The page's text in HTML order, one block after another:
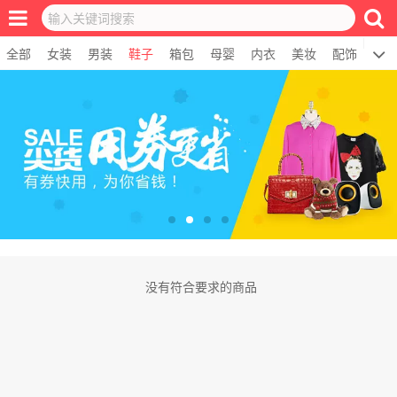
全部 女装 男装 鞋子 箱包 母婴 内衣 美妆 配饰 居家
没有符合要求的商品